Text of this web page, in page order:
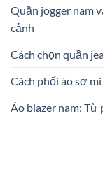
Quần jogger nam
cảnh
Cách chọn quần
Cách phối áo sơ
Áo blazer nam: Từ